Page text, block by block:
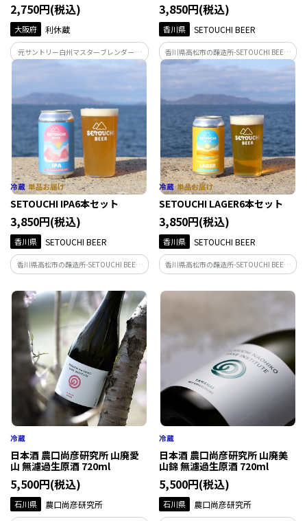
2,750円(税込)
大阪府 利休蔵
元サントリー白州マスターブレンダー冨
岡伸一氏が完全監修！ やさしくクセがな
ウイスキー。
3,850円(税込)
香川県 SETOUCHI BEER
香川県高松市の醸造所-SETOUCHI BEER-
が手がける、人気定番2種の飲み比べセッ
ト。 華やかな香りと苦味が特徴のIPAと、
何杯でも楽しめるLAGER。 じっくりご堪
能ください。
SETOUCHI IPA6本セット
3,850円(税込)
香川県 SETOUCHI BEER
香川県高松市の醸造所-SETOUCHI BEER-
が手がける、定番の人気商品SETOUCHI
IPA6本セット。 柑橘系ホップの華やかな
香りと心地よい苦味、飲みごたえとキレ
を存分にお楽しみください。
SETOUCHI LAGER6本セット
3,850円(税込)
香川県 SETOUCHI BEER
香川県高松市の醸造所-SETOUCHI BEER-
が手がける、定番の人気商品SETOUCHI
LAGER6本セット。 クリスピーで軽快な飲
み口と、爽やかな香りの心地よい余韻を
日本酒 農口尚彦研究所 山廃愛
山 無濾過生原酒 720ml
5,500円(税込)
石川県 農口尚彦研究所
日本酒 農口尚彦研究所 山廃美
山錦 無濾過生原酒 720ml
5,500円(税込)
石川県 農口尚彦研究所